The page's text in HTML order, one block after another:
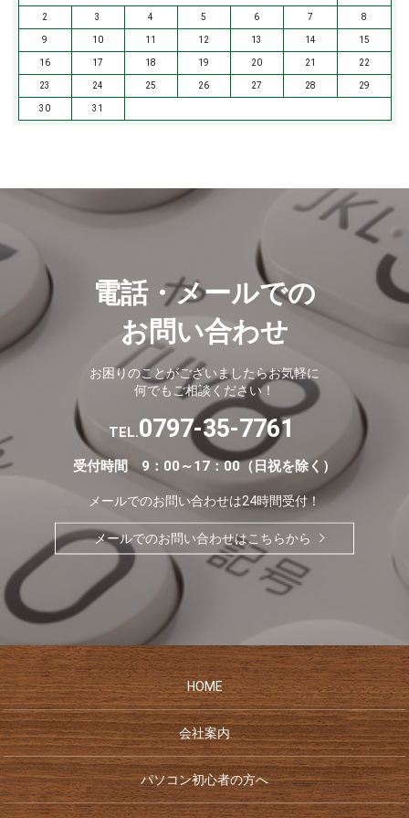
2 3 4 5 6 7 8
9 10 11 12 13 14 15
16 17 18 19 20 21 22
23 24 25 26 27 28 29
30 31
電話・メールでの
お問い合わせ
お困りのことがございましたらお気軽に
何でもご相談ください！
TEL.0797-35-7761
受付時間 9：00～17：00（日祝を除く）
メールでのお問い合わせは24時間受付！
メールでのお問い合わせはこちらから
HOME
会社案内
パソコン初心者の方へ